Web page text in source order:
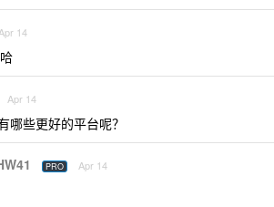
Apr 14
Apr 14
哪些更好的平台呢？
PRO Apr 14